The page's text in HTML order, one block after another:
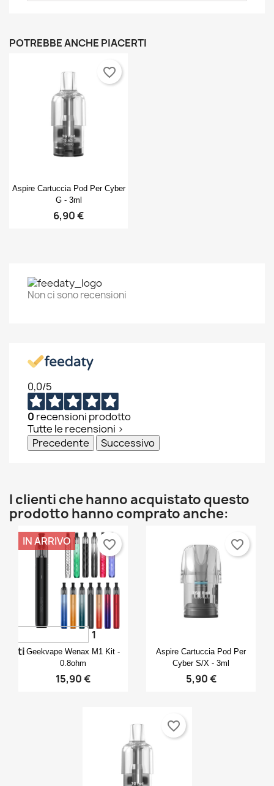
POTREBBE ANCHE PIACERTI
Anteprima
Aspire Cartuccia Pod Per Cyber
G - 3ml
6,90 €
favorite_border
Non ci sono recensioni
0,0/5
0 recensioni prodotto
Tutte le recensioni >
Precedente
Successivo
I clienti che hanno acquistato questo
prodotto hanno comprato anche:
Anteprima
Geekvape Wenax M1 Kit -
0.8ohm
15,90 €
1
voti
IN ARRIVO favorite_border
Anteprima
Aspire Cartuccia Pod Per
Cyber S/X - 3ml
5,90 €
favorite_border
favorite_border